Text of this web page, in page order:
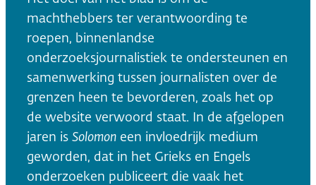
machthebbers ter verantwoording te
roepen, binnenlandse
onderzoeksjournalistiek te ondersteunen en
samenwerking tussen journalisten over de
grenzen heen te bevorderen, zoals het op
de website verwoord staat. In de afgelopen
jaren is Solomon een invloedrijk medium
geworden, dat in het Grieks en Engels
onderzoeken publiceert die vaak het